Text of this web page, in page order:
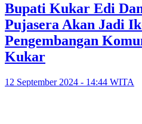
Bupati Kukar Edi
Pujasera Akan Jadi
Pengembangan
Kukar
12 September 2024 - 14:44 WITA